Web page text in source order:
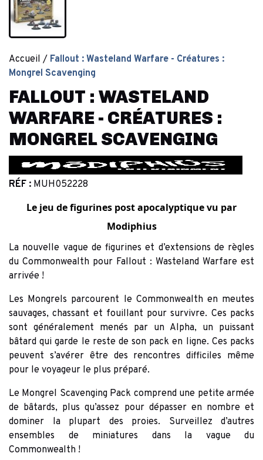
Accueil
Fallout : Wasteland Warfare - Créatures :
Mongrel Scavenging
FALLOUT : WASTELAND
WARFARE - CRÉATURES :
MONGREL SCAVENGING
RÉF : MUH052228
Le jeu de figurines post apocalyptique vu par
Modiphius
La nouvelle vague de figurines et d’extensions de règles
du Commonwealth pour Fallout : Wasteland Warfare est
arrivée !
Les Mongrels parcourent le Commonwealth en meutes
sauvages, chassant et fouillant pour survivre. Ces packs
sont généralement menés par un Alpha, un puissant
bâtard qui garde le reste de son pack en ligne. Ces packs
peuvent s’avérer être des rencontres difficiles même
pour le voyageur le plus préparé.
Le Mongrel Scavenging Pack comprend une petite armée
de bâtards, plus qu’assez pour dépasser en nombre et
dominer la plupart des proies. Surveillez d’autres
ensembles de miniatures dans la vague du
Commonwealth !